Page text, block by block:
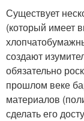
Существует
(который имеет
создают
обязательно
прошлом веке
материалов
сделать его